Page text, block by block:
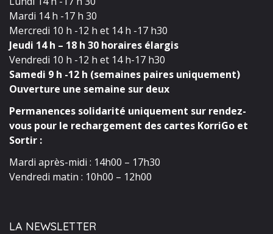
Mardi 14 h -17 h 30
Mercredi 10 h -12 h et 14 h -17 h30
Jeudi 14 h – 18 h 30 horaires élargis
Vendredi 10 h -12 h et 14 h-17 h30
Samedi 9 h -12 h (semaines paires uniquement)
Ouverture une semaine sur deux
Permanences solidarité uniquement sur rendez-
vous pour le rechargement des cartes KorriGo et
Sortir :
Mardi après-midi : 14h00 – 17h30
Vendredi matin : 10h00 – 12h00
LA NEWSLETTER